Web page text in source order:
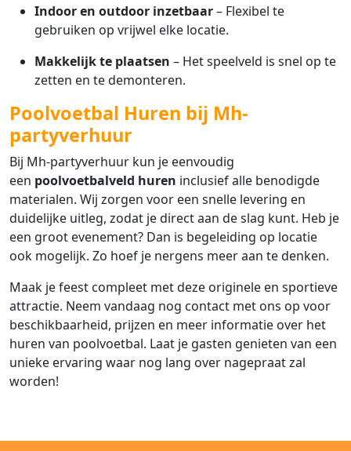
Indoor en outdoor inzetbaar– Flexibel te
gebruiken op vrijwel elke locatie.
Makkelijk te plaatsen – Het speelveld is snel op te
zetten en te demonteren.
Poolvoetbal Huren bij Mh-
partyverhuur
Bij Mh-partyverhuur kun je eenvoudig
een poolvoetbalveld huren inclusief alle benodigde
materialen. Wij zorgen voor een snelle levering en
duidelijke uitleg, zodat je direct aan de slag kunt. Heb je
een groot evenement? Dan is begeleiding op locatie
ook mogelijk. Zo hoef je nergens meer aan te denken.
Maak je feest compleet met deze originele en sportieve
attractie. Neem vandaag nog contact met ons op voor
beschikbaarheid, prijzen en meer informatie over het
huren van poolvoetbal. Laat je gasten genieten van een
unieke ervaring waar nog lang over nagepraat zal
worden!